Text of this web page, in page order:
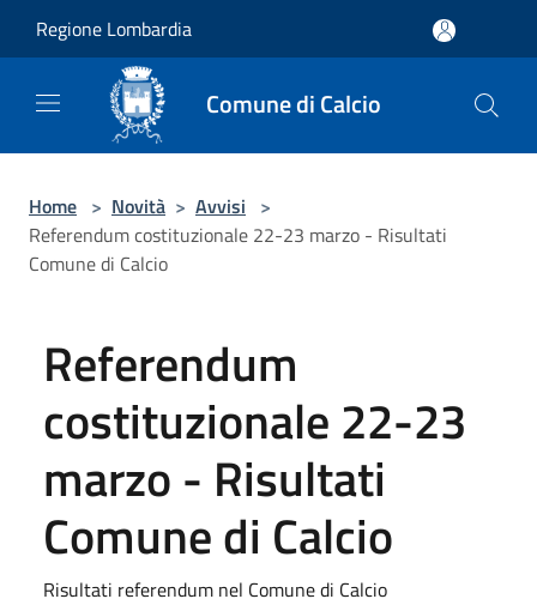
Regione Lombardia
Comune di Calcio
Home > Novità > Avvisi >
Referendum costituzionale 22-23 marzo - Risultati
Comune di Calcio
Referendum
costituzionale 22-23
marzo - Risultati
Comune di Calcio
Risultati referendum nel Comune di Calcio